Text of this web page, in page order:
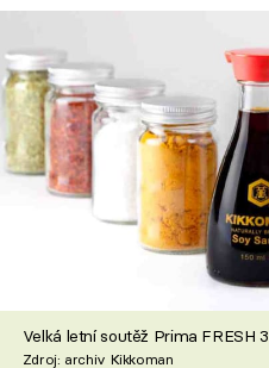
Velká letní soutěž Prima FRESH 3
Zdroj: archiv Kikkoman